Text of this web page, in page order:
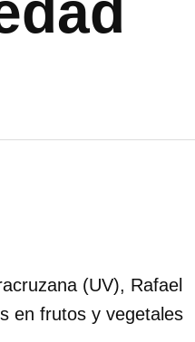
(UV), Rafael
en frutos y vegetales